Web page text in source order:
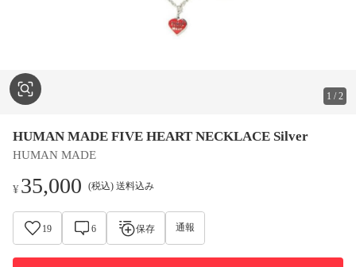
1 /2
HUMAN MADE FIVE HEART NECKLACE Silver
HUMAN MADE
¥35,000 (税込) 送料込み
19 6 保存 通報